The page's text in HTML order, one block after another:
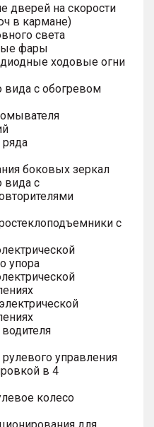
дверей на скорости
в кармане)
света
фары
ходовые огни
вида с обогревом
боковых зеркал
вида с
с
упора
управления
в 4
колесо
для